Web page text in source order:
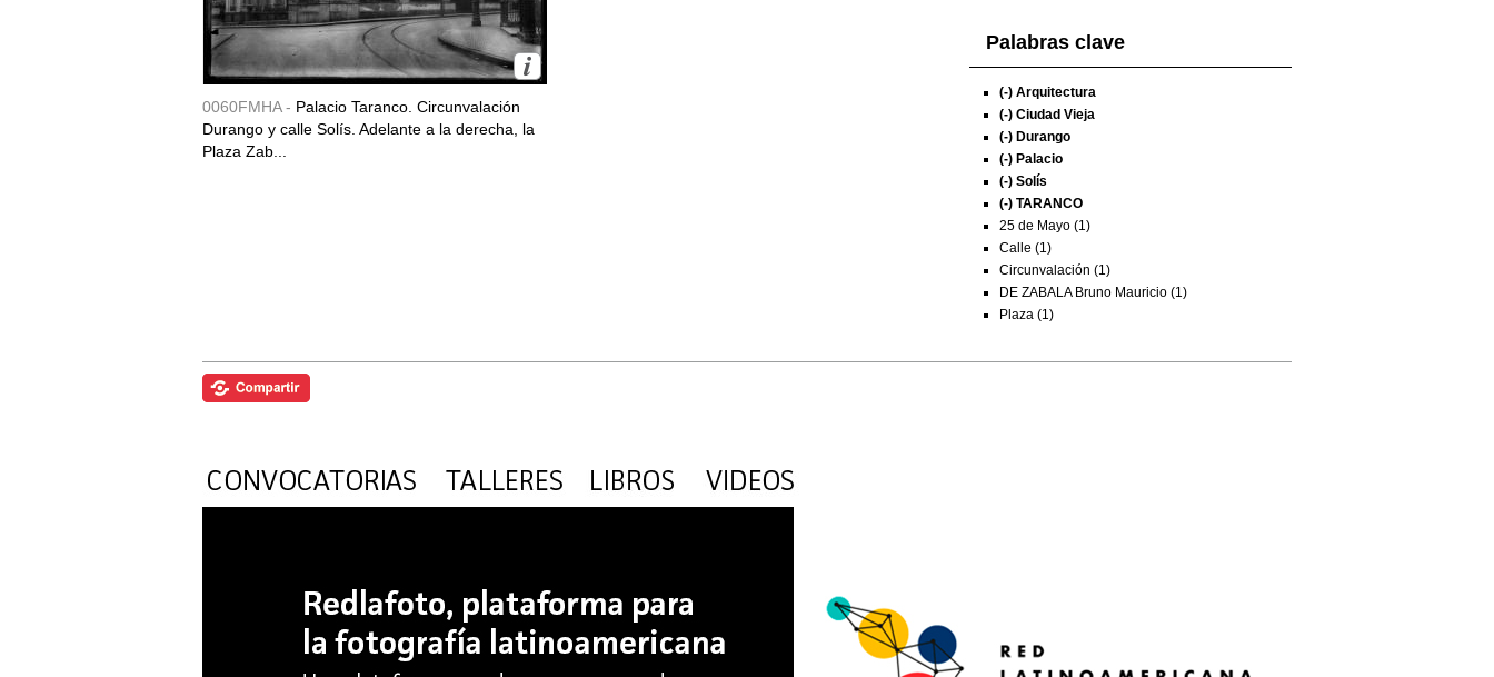
0060FMHA - Palacio Taranco. Circunvalación
Durango y calle Solís. Adelante a la derecha, la
Plaza Zab...
Palabras clave
(-) Arquitectura
(-) Ciudad Vieja
(-) Durango
(-) Palacio
(-) Solís
(-) TARANCO
25 de Mayo (1)
Calle (1)
Circunvalación (1)
DE ZABALA Bruno Mauricio (1)
Plaza (1)